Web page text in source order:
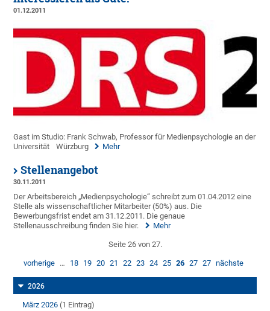
01.12.2011
Gast im Studio: Frank Schwab, Professor für Medienpsychologie an der
Universität
Würzburg Mehr
Stellenangebot
30.11.2011
Der Arbeitsbereich „Medienpsychologie“ schreibt zum 01.04.2012 eine
Stelle als wissenschaftlicher Mitarbeiter (50%) aus. Die
Bewerbungsfrist endet am 31.12.2011. Die genaue
Stellenausschreibung finden Sie hier.
Mehr
Seite 26 von 27.
vorherige … 18 19 20 21 22 23 24 25 26 27 27 nächste
2026
März 2026 (1 Eintrag)